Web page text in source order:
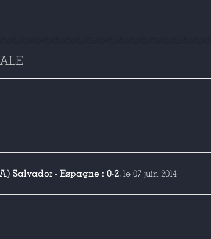
Salvador - Espagne : 0-2, le 07 juin 2014